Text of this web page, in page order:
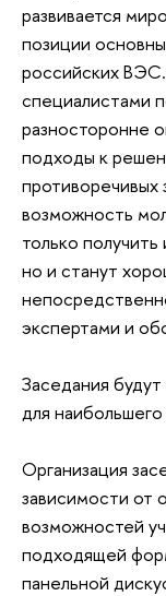
развивается
позиции
российских
специалистами
разносторонне
подходы к
противоречивых
возможность
только
но и станут
экспертами и
Заседания
для
Организация
зависимости от
возможностей
подходящей
панельной